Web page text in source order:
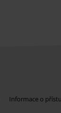
Informace o